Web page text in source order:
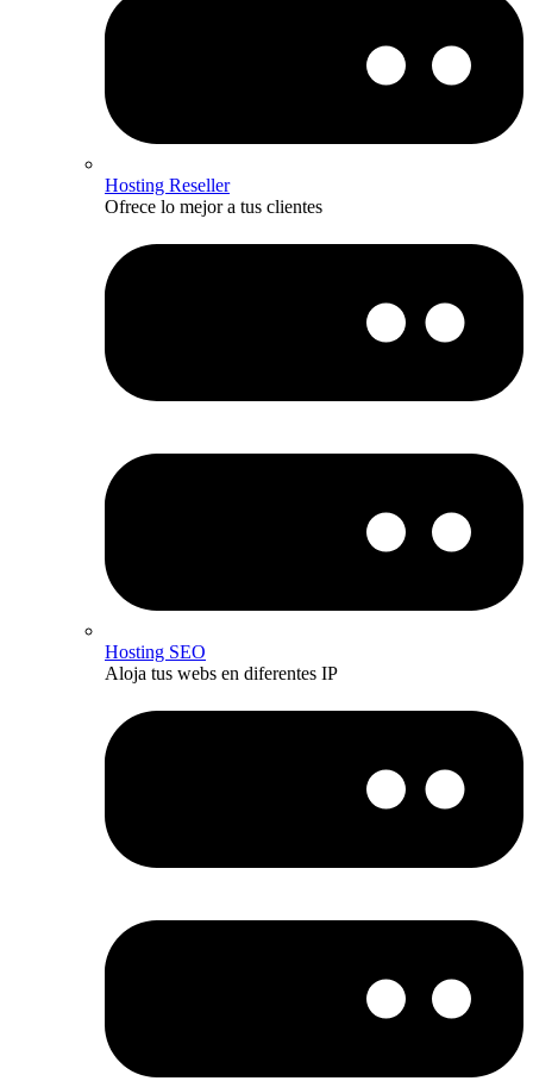
Hosting Reseller
Ofrece lo mejor a tus clientes
Hosting SEO
Aloja tus webs en diferentes IP